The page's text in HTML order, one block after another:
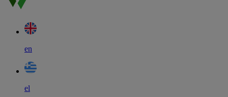
en
el